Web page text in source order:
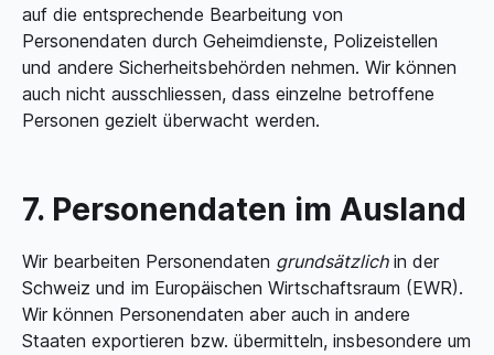
auf die entsprechende Bearbeitung von
Personendaten durch Geheimdienste, Polizeistellen
und andere Sicherheitsbehörden nehmen. Wir können
auch nicht ausschliessen, dass einzelne betroffene
Personen gezielt überwacht werden.
7. Personendaten im Ausland
Wir bearbeiten Personendaten grundsätzlichin der
Schweiz und im Europäischen Wirtschafts­raum (EWR).
Wir können Personendaten aber auch in andere
Staaten exportieren bzw. übermitteln, insbesondere um